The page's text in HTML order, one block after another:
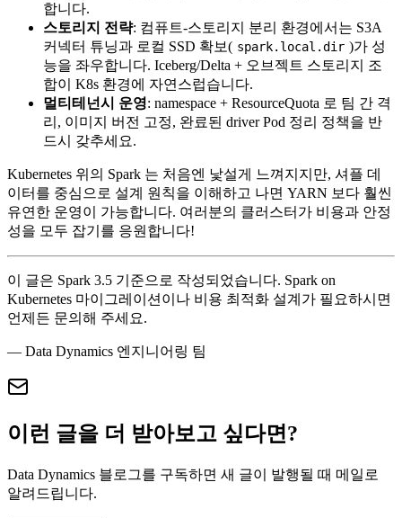
합니다.
스토리지 전략: 컴퓨트-스토리지 분리 환경에서는 S3A
커넥터 튜닝과 로컬 SSD 확보( spark.local.dir )가 성
능을 좌우합니다. Iceberg/Delta + 오브젝트 스토리지 조
합이 K8s 환경에 자연스럽습니다.
멀티테넌시 운영: namespace + ResourceQuota 로 팀 간 격
리, 이미지 버전 고정, 완료된 driver Pod 정리 정책을 반
드시 갖추세요.
Kubernetes 위의 Spark 는 처음엔 낯설게 느껴지지만, 셔플 데
이터를 중심으로 설계 원칙을 이해하고 나면 YARN 보다 훨씬
유연한 운영이 가능합니다. 여러분의 클러스터가 비용과 안정
성을 모두 잡기를 응원합니다!
이 글은 Spark 3.5 기준으로 작성되었습니다. Spark on
Kubernetes 마이그레이션이나 비용 최적화 설계가 필요하시면
언제든 문의해 주세요.
— Data Dynamics 엔지니어링 팀
이런 글을 더 받아보고 싶다면?
Data Dynamics 블로그를 구독하면 새 글이 발행될 때 메일로
알려드립니다.